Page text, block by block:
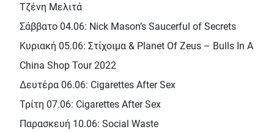
Τζένη Μελιτά
Σάββατο 04.06: Nick Mason’s Saucerful of Secrets
Κυριακή 05.06: Στίχοιμα & Planet Of Zeus – Bulls In A
China Shop Tour 2022
Δευτέρα 06.06: Cigarettes After Sex
Τρίτη 07.06: Cigarettes After Sex
Παρασκευή 10.06: Social Waste